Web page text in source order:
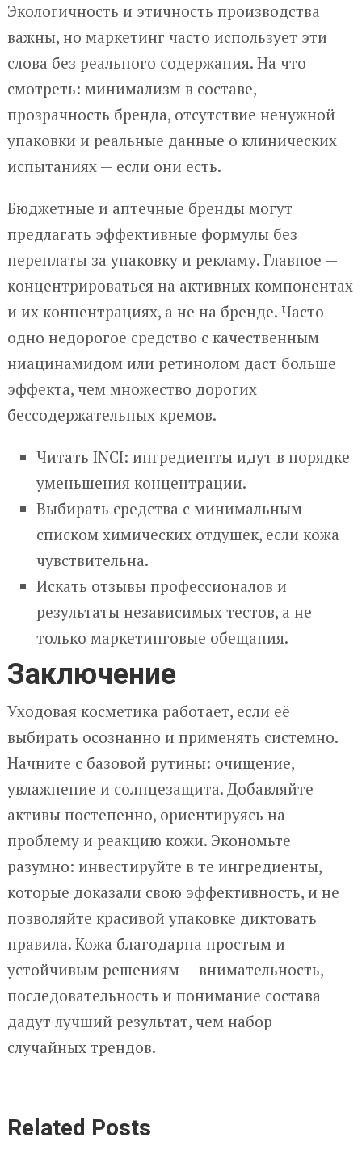
Экологичность и этичность производства
важны, но маркетинг часто использует эти
слова без реального содержания. На что
смотреть: минимализм в составе,
прозрачность бренда, отсутствие ненужной
упаковки и реальные данные о клинических
испытаниях — если они есть.
Бюджетные и аптечные бренды могут
предлагать эффективные формулы без
переплаты за упаковку и рекламу. Главное —
концентрироваться на активных компонентах
и их концентрациях, а не на бренде. Часто
одно недорогое средство с качественным
ниацинамидом или ретинолом даст больше
эффекта, чем множество дорогих
бессодержательных кремов.
Читать INCI: ингредиенты идут в порядке
уменьшения концентрации.
Выбирать средства с минимальным
списком химических отдушек, если кожа
чувствительна.
Искать отзывы профессионалов и
результаты независимых тестов, а не
только маркетинговые обещания.
Заключение
Уходовая косметика работает, если её
выбирать осознанно и применять системно.
Начните с базовой рутины: очищение,
увлажнение и солнцезащита. Добавляйте
активы постепенно, ориентируясь на
проблему и реакцию кожи. Экономьте
разумно: инвестируйте в те ингредиенты,
которые доказали свою эффективность, и не
позволяйте красивой упаковке диктовать
правила. Кожа благодарна простым и
устойчивым решениям — внимательность,
последовательность и понимание состава
дадут лучший результат, чем набор
случайных трендов.
Related Posts